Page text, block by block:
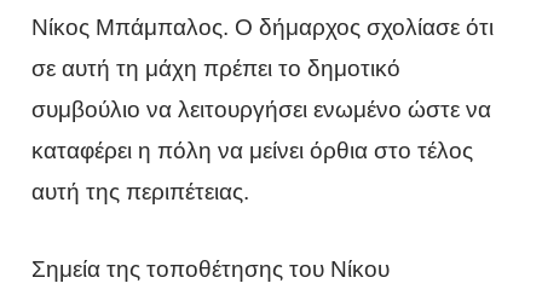
Νίκος Μπάμπαλος. Ο δήμαρχος σχολίασε ότι
σε αυτή τη μάχη πρέπει το δημοτικό
συμβούλιο να λειτουργήσει ενωμένο ώστε να
καταφέρει η πόλη να μείνει όρθια στο τέλος
αυτή της περιπέτειας.
Σημεία της τοποθέτησης του Νίκου